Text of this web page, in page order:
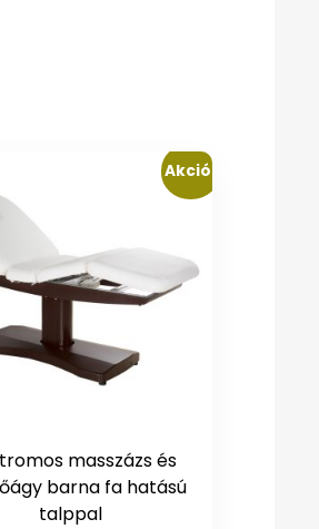
Akció!
masszázs és
barna fa hatású
talppal